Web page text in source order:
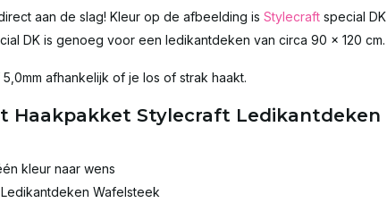
aan de slag! Kleur op de afbeelding is Stylecraft special DK
DK is genoeg voor een ledikantdeken van circa 90 x 120 cm.
5,0mm afhankelijk of je los of strak haakt.
Haakpakket Stylecraft Ledikantdeken
kleur naar wens
Wafelsteek